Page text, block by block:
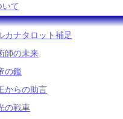
て
カナタロット補足
師の未来
の鑑
からの助言
の戦車